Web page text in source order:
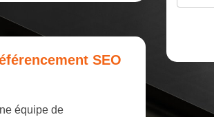
SEO
équipe de